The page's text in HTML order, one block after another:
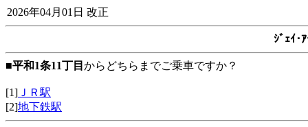
2026年04月01日 改正
ｼﾞｪｲ･
■平和1条11丁目 からどちらまでご乗車ですか？
[1] ＪＲ駅
[2]地下鉄駅